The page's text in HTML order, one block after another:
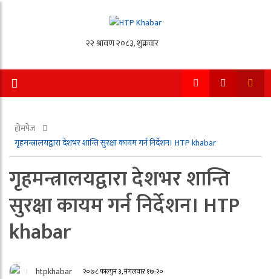
होमपेज
गृहमन्त्रालयद्वारा देशभर शान्ति सुरक्षा कायम गर्न निर्देशन। HTP khabar
गृहमन्त्रालयद्वारा देशभर शान्ति
सुरक्षा कायम गर्न निर्देशन। HTP
khabar
htpkhabar २०७८ फाल्गुन ३, मंगलवार १७:२०